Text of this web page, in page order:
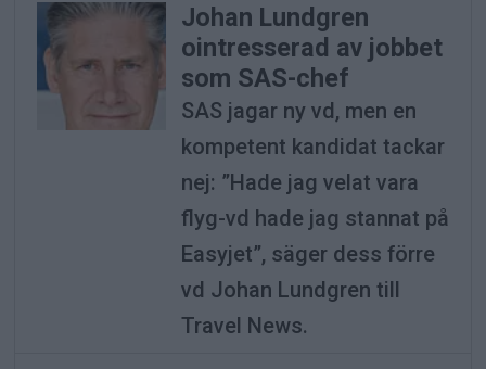
Johan Lundgren
ointresserad av jobbet
som SAS-chef
SAS jagar ny vd, men en
kompetent kandidat tackar
nej: ”Hade jag velat vara
flyg-vd hade jag stannat på
Easyjet”, säger dess förre
vd Johan Lundgren till
Travel News.